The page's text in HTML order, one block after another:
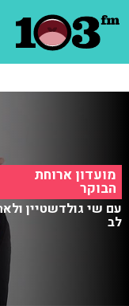
מועדון ארוחת
הבוקר
עם שי גולדשטיין
לב